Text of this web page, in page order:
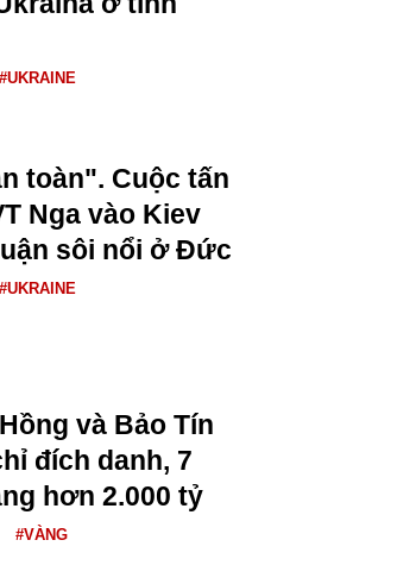
#UKRAINE
toàn". Cuộc tấn
Nga vào Kiev
sôi nổi ở Đức
#UKRAINE
và Bảo Tín
đích danh, 7
hơn 2.000 tỷ
#VÀNG